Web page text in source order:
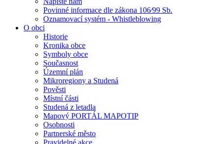
Povinné informace dle zákona 106⁄99 Sb.
Oznamovací systém - Whistleblowing
O obci
Historie
Kronika obce
Symboly obce
Současnost
Územní plán
Mikroregiony a Studená
Pověsti
Místní části
Studená z letadla
Mapový PORTÁL MAPOTIP
Osobnosti
Partnerské město
Pravidelné akce